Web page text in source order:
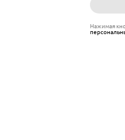
Нажимая